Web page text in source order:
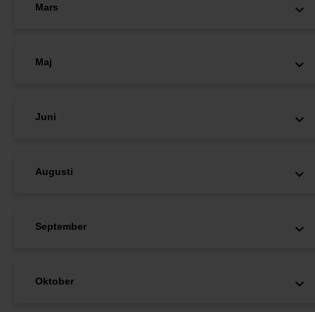
Mars
Maj
Juni
Augusti
September
Oktober